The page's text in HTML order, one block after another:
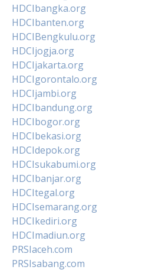
HDCIbangka.org
HDCIbanten.org
HDCIBengkulu.org
HDCIjogja.org
HDCIjakarta.org
HDCIgorontalo.org
HDCIjambi.org
HDCIbandung.org
HDCIbogor.org
HDCIbekasi.org
HDCIdepok.org
HDCIsukabumi.org
HDCIbanjar.org
HDCItegal.org
HDCIsemarang.org
HDCIkediri.org
HDCImadiun.org
PRSIaceh.com
PRSIsabang.com